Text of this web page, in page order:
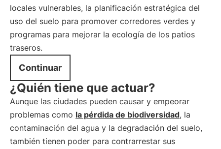
locales vulnerables, la planificación estratégica del
uso del suelo para promover corredores verdes y
programas para mejorar la ecología de los patios
traseros.
Continuar
¿Quién tiene que actuar?
Aunque las ciudades pueden causar y empeorar
problemas como la pérdida de biodiversidad, la
contaminación del agua y la degradación del suelo,
también tienen poder para contrarrestar sus